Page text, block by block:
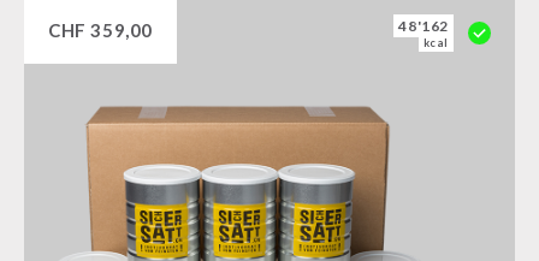
CHF 359,00 48'162
kcal